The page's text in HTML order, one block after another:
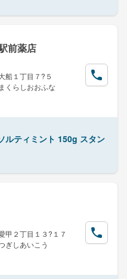
前薬店
船１丁目７?５
くらしおおふな
ルティミント 150g スタン
甲２丁目１３?１７
ぎしあいこう